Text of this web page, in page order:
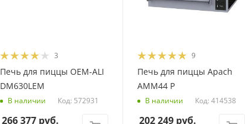
3
Печь для пиццы OEM-ALI
DM630LEM
В наличии Код: 572931
266 377руб.
9
Печь для пиццы Apach
AMM44 P
В наличии Код: 414538
202 249руб.